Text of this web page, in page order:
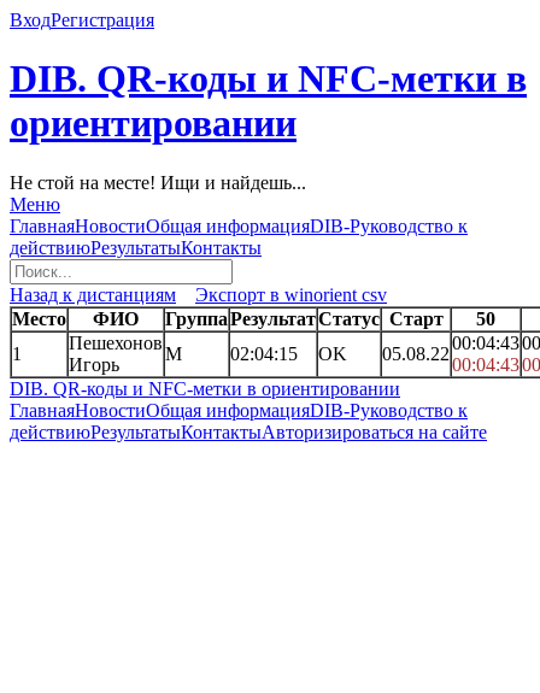
ВходРегистрация
DIB. QR-коды и NFC-метки в
ориентировании
Не стой на месте! Ищи и найдешь...
Меню
ГлавнаяНовостиОбщая информацияDIB-Руководство к
действиюРезультатыКонтакты
Назад к дистанциям
Экспорт в winorient csv
Место
ФИО ГруппаРезультатСтатус Старт
50
1
Пешехонов
Игорь
M 02:04:15 OK 05.08.22
00:04:43
00:04:43
DIB. QR-коды и NFC-метки в ориентировании
ГлавнаяНовостиОбщая информацияDIB-Руководство к
действиюРезультатыКонтактыАвторизироваться на сайте